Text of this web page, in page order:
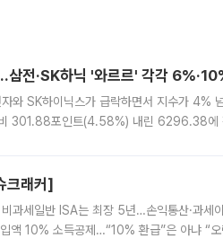
전·SK하닉 '와르르' 각각
와 SK하이닉스가 급락하면서 지수가 4%
301.88포인트(4.58%) 내린 6296.38에
크래커]
과세일반 ISA는 최장 5년…손익통산·과세
액 10% 소득공제…“10% 환급”은 아냐 “오